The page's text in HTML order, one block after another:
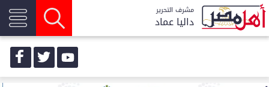
مشرف التحرير
داليا عماد